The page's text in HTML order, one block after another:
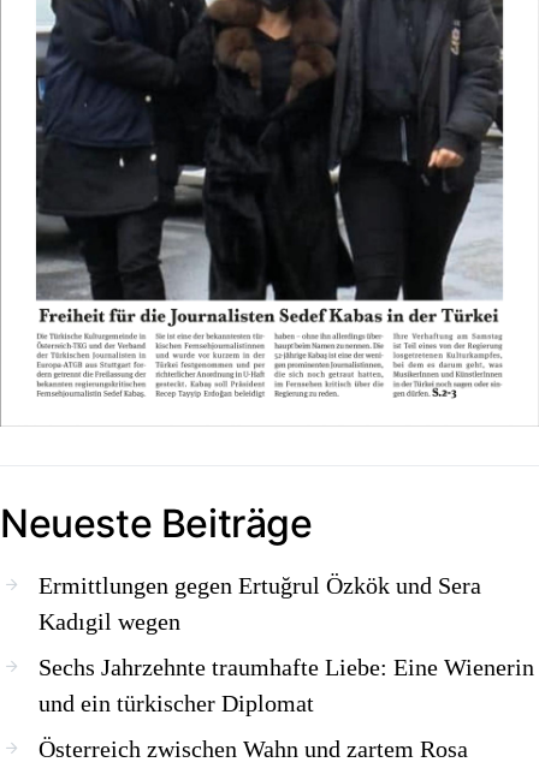
Neueste Beiträge
Ermittlungen gegen Ertuğrul Özkök und Sera
Kadıgil wegen
Sechs Jahrzehnte traumhafte Liebe: Eine Wienerin
und ein türkischer Diplomat
Österreich zwischen Wahn und zartem Rosa